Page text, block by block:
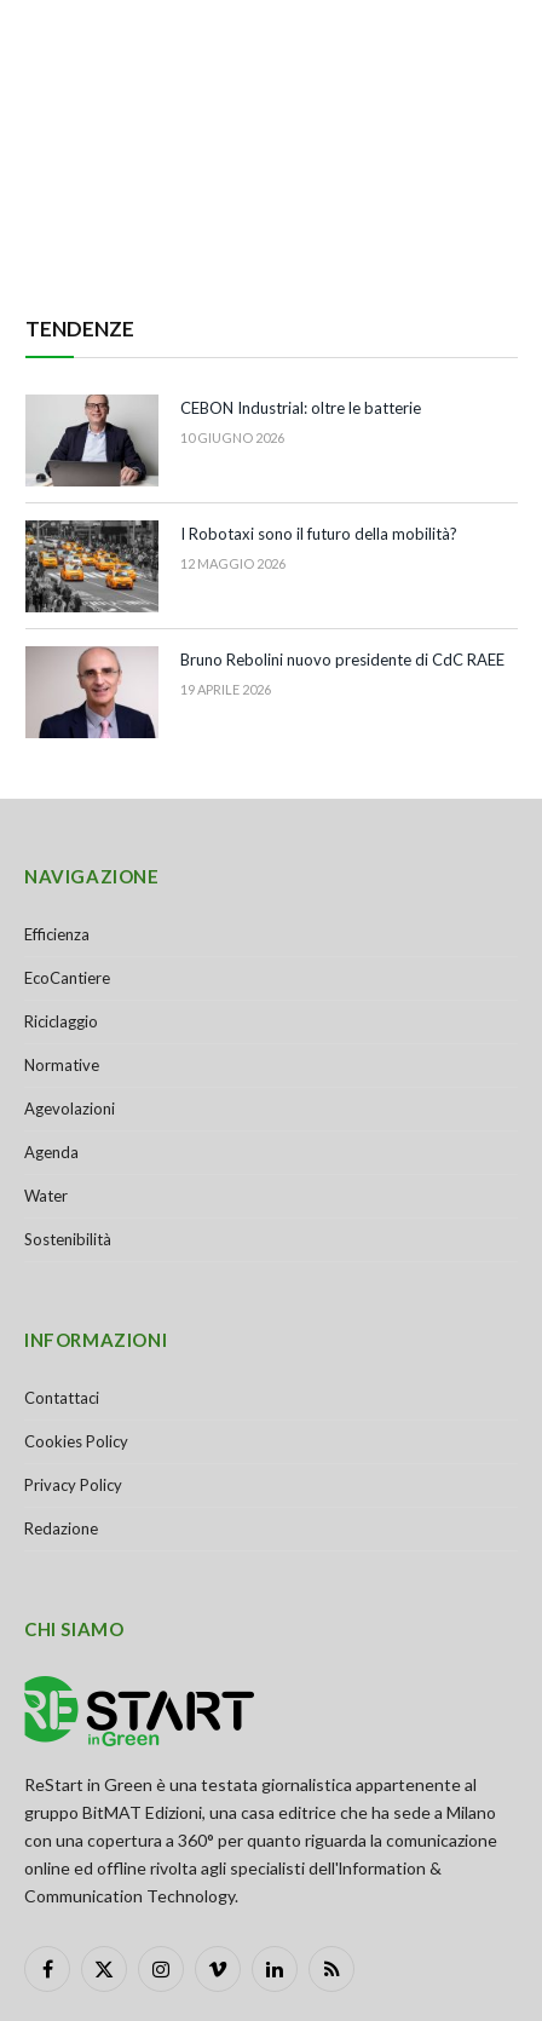
TENDENZE
CEBON Industrial: oltre le batterie
10 GIUGNO 2026
I Robotaxi sono il futuro della mobilità?
12 MAGGIO 2026
Bruno Rebolini nuovo presidente di CdC RAEE
19 APRILE 2026
NAVIGAZIONE
Efficienza
EcoCantiere
Riciclaggio
Normative
Agevolazioni
Agenda
Water
Sostenibilità
INFORMAZIONI
Contattaci
Cookies Policy
Privacy Policy
Redazione
CHI SIAMO
ReStart in Green è una testata giornalistica appartenente al
gruppo BitMAT Edizioni, una casa editrice che ha sede a Milano
con una copertura a 360° per quanto riguarda la comunicazione
online ed offline rivolta agli specialisti dell'lnformation &
Communication Technology.
Facebook
X
InstagramVimeo LinkedInRSS